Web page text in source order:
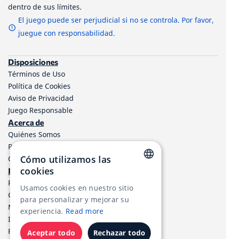
dentro de sus límites.
El juego puede ser perjudicial si no se controla. Por favor,
juegue con responsabilidad.
Disposiciones
Términos de Uso
Política de Cookies
Aviso de Privacidad
Juego Responsable
Acerca de
Quiénes Somos
Programa de afiliados a TheLotter
Contáctenos
Información
Resultados de lotería
Centro de ayuda
Métodos de Pago
Impuestos de Loterías
RSS
RUSSIAN
FRENCH
Cómo utilizamos las
cookies
Usamos cookies en nuestro sitio
para personalizar y mejorar su
experiencia. Read more
Aceptar todo Rechazar todo